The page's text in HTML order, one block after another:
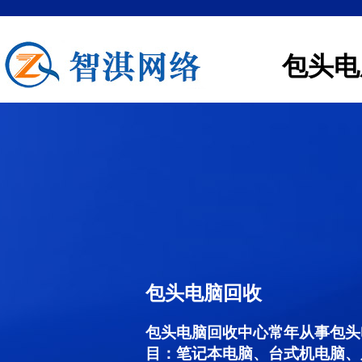
包头
包头电脑回收
包头电脑回收中心常年从事包
目：笔记本电脑、台式机电脑